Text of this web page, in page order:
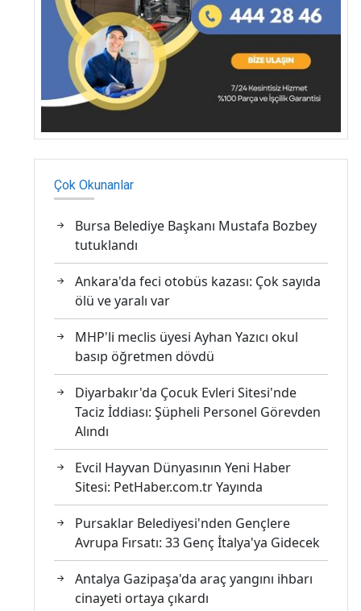
Çok Okunanlar
Bursa Belediye Başkanı Mustafa Bozbey
tutuklandı
Ankara'da feci otobüs kazası: Çok sayıda
ölü ve yaralı var
MHP'li meclis üyesi Ayhan Yazıcı okul
basıp öğretmen dövdü
Diyarbakır'da Çocuk Evleri Sitesi'nde
Taciz İddiası: Şüpheli Personel Görevden
Alındı
Evcil Hayvan Dünyasının Yeni Haber
Sitesi: PetHaber.com.tr Yayında
Pursaklar Belediyesi'nden Gençlere
Avrupa Fırsatı: 33 Genç İtalya'ya Gidecek
Antalya Gazipaşa'da araç yangını ihbarı
cinayeti ortaya çıkardı